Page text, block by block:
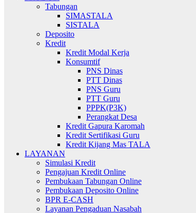
Tabungan
SIMASTALA
SISTALA
Deposito
Kredit
Kredit Modal Kerja
Konsumtif
PNS Dinas
PTT Dinas
PNS Guru
PTT Guru
PPPK(P3K)
Perangkat Desa
Kredit Gapura Karomah
Kredit Sertifikasi Guru
Kredit Kijang Mas TALA
LAYANAN
Simulasi Kredit
Pengajuan Kredit Online
Pembukaan Tabungan Online
Pembukaan Deposito Online
BPR E-CASH
Layanan Pengaduan Nasabah